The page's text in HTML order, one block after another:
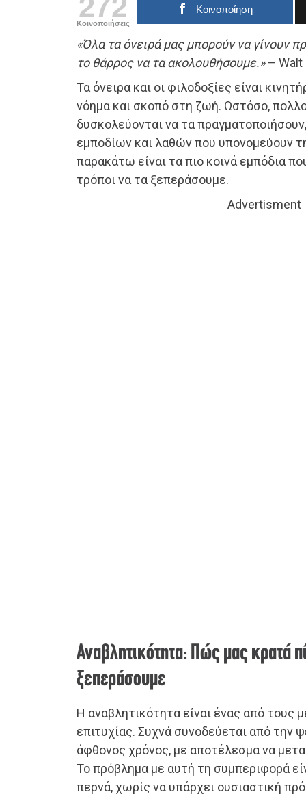
Κοινοποιήσεις
Κοινοποίηση
«Όλα τα όνειρά μας μπορούν να γίνουν
το θάρρος να τα ακολουθήσουμε.»– Walt
Τα όνειρα και οι φιλοδοξίες είναι
νόημα και σκοπό στη ζωή. Ωστόσο,
δυσκολεύονται να τα
εμποδίων και λαθών που υπονομεύουν
παρακάτω είναι τα πιο κοινά εμπόδια
τρόποι να τα ξεπεράσουμε.
Advertisment
Αναβλητικότητα: Πώς μας κρατά
ξεπεράσουμε
Η αναβλητικότητα είναι ένας από τους
επιτυχίας. Συχνά συνοδεύεται από την
άφθονος χρόνος, με αποτέλεσμα να
Το πρόβλημα με αυτή τη συμπεριφορά
περνά, χωρίς να υπάρχει ουσιαστική